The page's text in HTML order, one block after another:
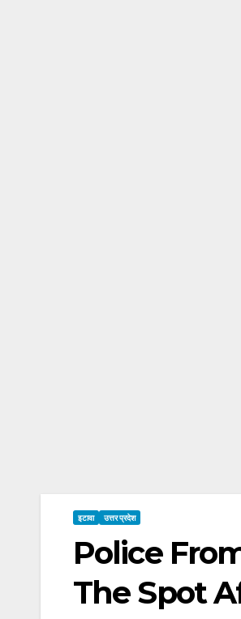
इटावा उत्तर प्रदेश
Police
The Spot